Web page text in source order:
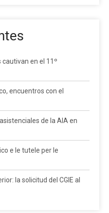
cautivan en el 11º
encuentros con el
de la AIA en
e le tutele per le
la solicitud del CGIE al